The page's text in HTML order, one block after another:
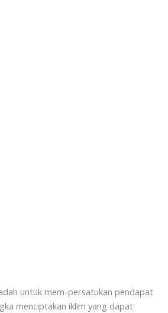
untuk mem-persatukan pendapat
menciptakan iklim yang dapat